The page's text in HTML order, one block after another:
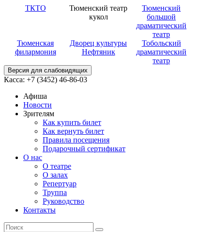
ТКТО
Тюменский театр
кукол
Тюменский
большой
драматический
театр
Тюменская
филармония
Дворец культуры
Нефтяник
Тобольский
драматический
театр
Версия для слабовидящих
Касса: +7 (3452) 46-86-03
Афиша
Новости
Зрителям
Как купить билет
Как вернуть билет
Правила посещения
Подарочный сертификат
О нас
О театре
О залах
Репертуар
Труппа
Руководство
Контакты